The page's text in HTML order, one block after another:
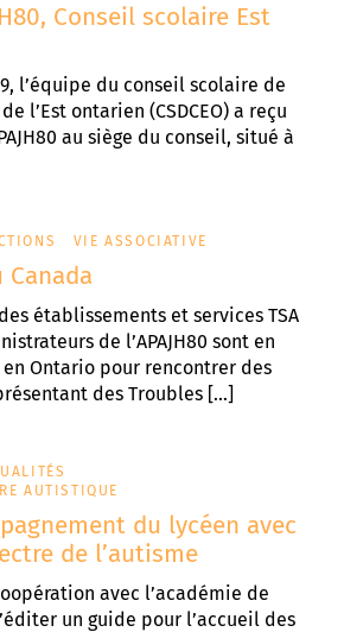
Conseil scolaire Est
l’équipe du conseil scolaire de
l’Est ontarien (CSDCEO) a reçu
au siège du conseil, situé à
VIE ASSOCIATIVE
Canada
établissements et services TSA
de l’APAJH80 sont en
en Ontario pour rencontrer des
des Troubles […]
AUTISTIQUE
du lycéen avec
de l’autisme
avec l’académie de
un guide pour l’accueil des